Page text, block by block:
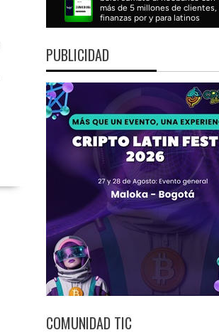
PUBLICIDAD
COMUNIDAD TIC